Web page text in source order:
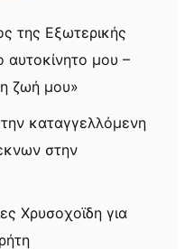
της Εξωτερικής
αυτοκίνητο μου –
ζωή μου»
καταγγελλόμενη
στην
Χρυσοχοϊδη για